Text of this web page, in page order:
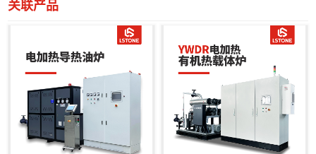
关联产品